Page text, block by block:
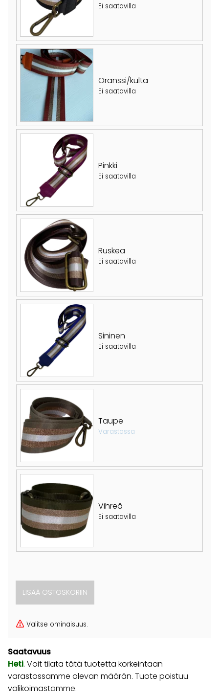
Ei saatavilla
Oranssi/kulta
Ei saatavilla
Pinkki
Ei saatavilla
Ruskea
Ei saatavilla
Sininen
Ei saatavilla
Taupe
Varastossa
Vihreä
Ei saatavilla
Valitse ominaisuus.
Saatavuus
Heti. Voit tilata tätä tuotetta korkeintaan
varastossamme olevan määrän. Tuote poistuu
valikoimastamme.